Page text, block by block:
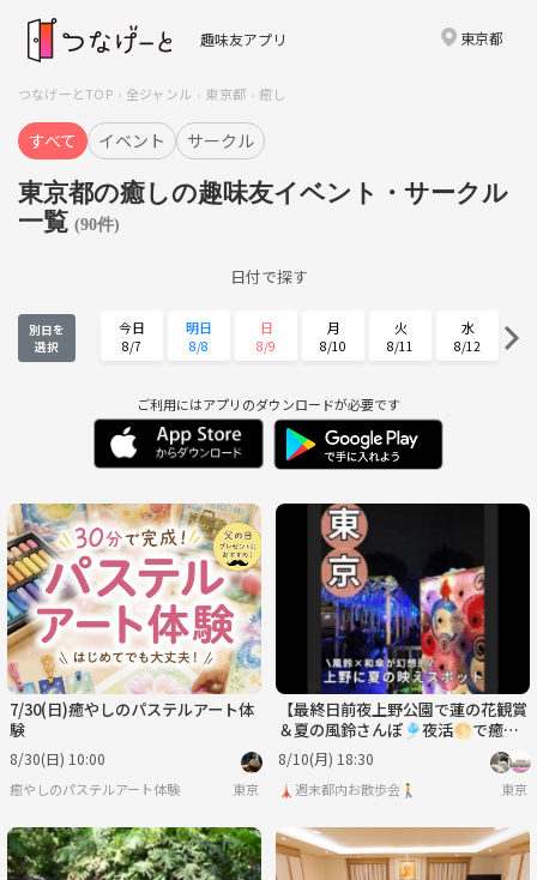
趣味友アプリ 東京都
つなげーとTOP 全ジャンル 東京都 癒し
すべて イベント サークル
東京都の癒しの趣味友イベント・サークル
一覧 (90件)
日付で探す
別日を
選択
今日
8/7
明日
8/8
日
8/9
月
8/10
火
8/11
水
8/12
8/13 8/14 8/15 8/16 8/17
水
8/19
木
8/20
土
8/22
日
8/23
8/25 8/26 8/27 8/28
月
8/31
火
9/1 9/2
木
9/3 9/5
ご利用にはアプリのダウンロードが必要です
7/30(日)癒やしのパステルアート体
験
8/30(日) 10:00
癒やしのパステルアート体験 東京
【最終日前夜上野公園で蓮の花観賞
＆夏の風鈴さんぽ🎐夜活🌕で癒や
しのひとときを体験！
8/10(月) 18:30
🗼週末都内お散歩会🚶 東京